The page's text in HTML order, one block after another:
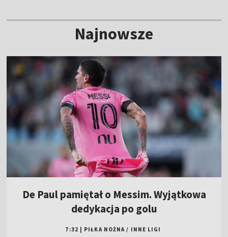
Najnowsze
De Paul pamiętał o Messim. Wyjątkowa
dedykacja po golu
7:32 PIŁKA NOŻNA / INNE LIGI